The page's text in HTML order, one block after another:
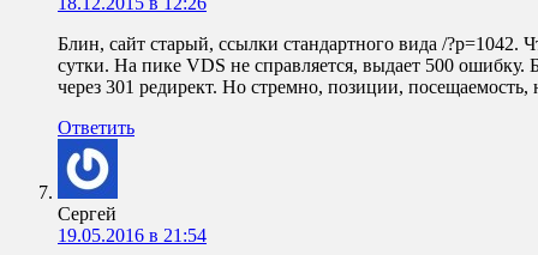
Блин, сайт старый, ссылки стандартного вида /?p=1042.
сутки. На пике VDS не справляется, выдает 500
через 301 редирект. Но стремно, позиции,
Ответить
Сергей
19.05.2016 в 21:54